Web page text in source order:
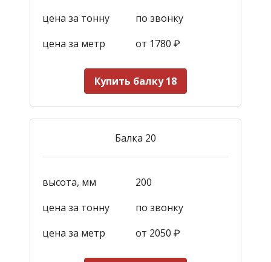
цена за тонну
по звонку
цена за метр
от 1780 ₽
Купить балку 18
Балка 20
высота, мм
200
цена за тонну
по звонку
цена за метр
от 2050 ₽